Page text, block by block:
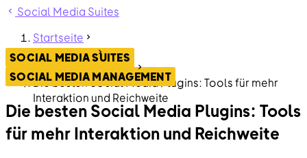
Social Media Suites
Startseite
ContentHub
Social Media Suites
Die besten Social Media Plugins: Tools für mehr
Interaktion und Reichweite
SOCIAL MEDIA SUITES
SOCIAL MEDIA MANAGEMENT
Die besten Social Media Plugins: Tools
für mehr Interaktion und Reichweite